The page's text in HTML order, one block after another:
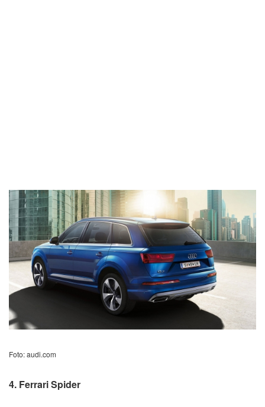
Foto: audi.com
4. Ferrari Spider